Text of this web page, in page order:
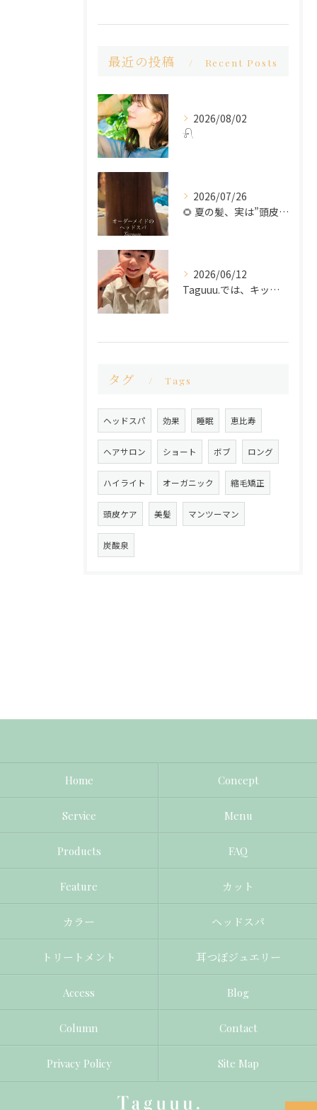
最近の投稿 Recent Posts
2026/08/02
𓍯
2026/07/26
🌻 夏の髪、実は”頭皮”から変わります ♻️
2026/06/12
Taguuu.では、キッズカットも承っております✂️✨
タグ Tags
ヘッドスパ 効果 睡眠 恵比寿
ヘアサロン ショート ボブ ロング
ハイライト オーガニック 縮毛矯正
頭皮ケア 美髪 マンツーマン
炭酸泉
Home Concept
Service Menu
Products FAQ
Feature カット
カラー ヘッドスパ
トリートメント 耳つぼジュエリー
Access Blog
Column Contact
Privacy Policy Site Map